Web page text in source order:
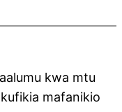
kwa mtu
mafanikio